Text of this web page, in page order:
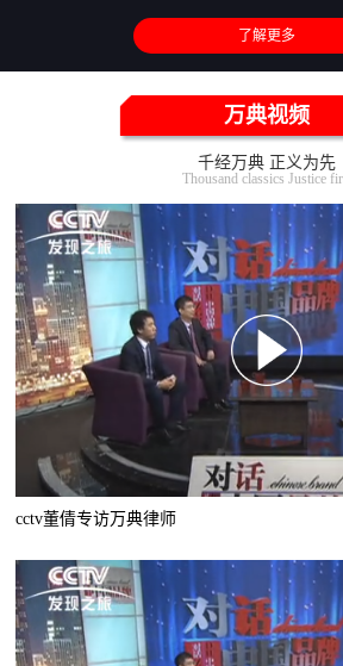
了解更多
万典视频
千经万典 正义为先
Thousand classics Justice
cctv董倩专访万典律师